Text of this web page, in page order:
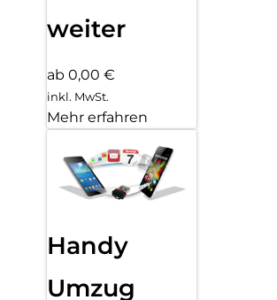
weiter
ab 0,00 €
inkl. MwSt.
Mehr erfahren
Handy
Umzug